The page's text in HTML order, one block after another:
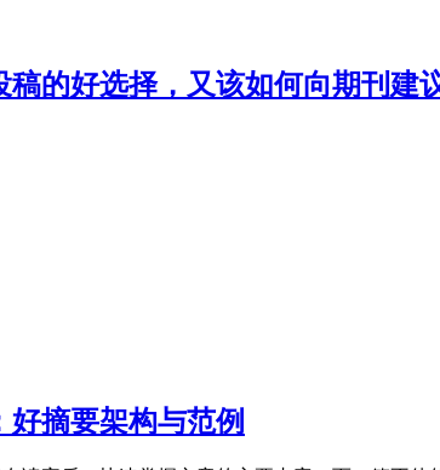
稿的好选择，又该如何向期刊建
摘要架构与范例